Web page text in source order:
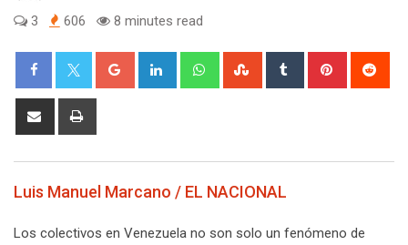
3 606 8 minutes read
Google+ LinkedIn WhatsappStumbleUpon
Tumblr Pinterest
Share
Luis Manuel Marcano / EL NACIONAL
Los colectivos en Venezuela no son solo un fenómeno de